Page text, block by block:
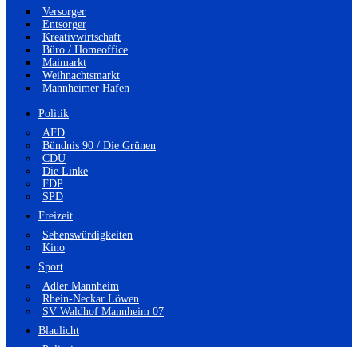
Versorger
Entsorger
Kreativwirtschaft
Büro / Homeoffice
Maimarkt
Weihnachtsmarkt
Mannheimer Hafen
Politik
AFD
Bündnis 90 / Die Grünen
CDU
Die Linke
FDP
SPD
Freizeit
Sehenswürdigkeiten
Kino
Sport
Adler Mannheim
Rhein-Neckar Löwen
SV Waldhof Mannheim 07
Blaulicht